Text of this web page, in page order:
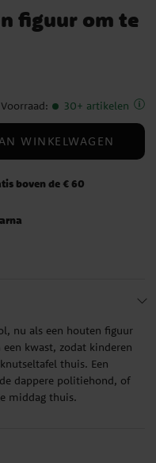
figuur om te
Voorraad: 30+ artikelen
WINKELWAGEN
boven de € 60
nu als een houten figuur
kwast, zodat kinderen
thuis. Een
dappere politiehond, of
middag thuis.